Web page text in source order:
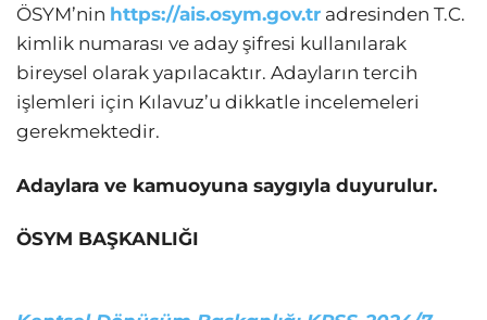
ÖSYM’nin https://ais.osym.gov.tr adresinden T.C.
kimlik numarası ve aday şifresi kullanılarak
bireysel olarak yapılacaktır. Adayların tercih
işlemleri için Kılavuz’u dikkatle incelemeleri
gerekmektedir.
Adaylara ve kamuoyuna saygıyla duyurulur.
ÖSYM BAŞKANLIĞI